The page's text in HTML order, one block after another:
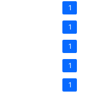
1
1
1
1
1